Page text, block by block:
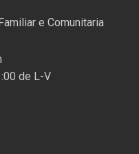
e Comunitaria
de L-V